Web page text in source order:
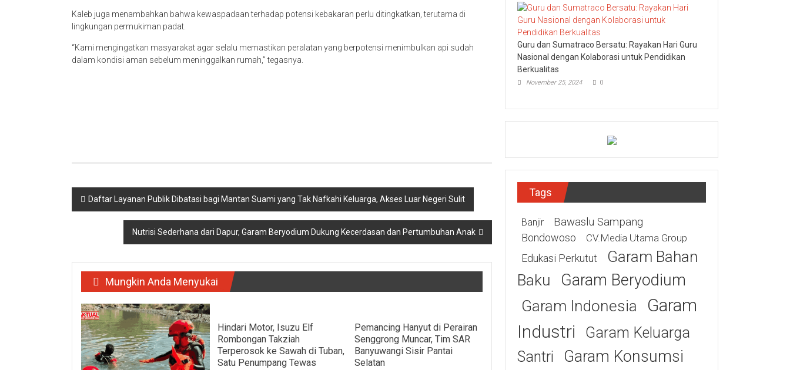
Kaleb juga menambahkan bahwa kewaspadaan terhadap potensi kebakaran perlu ditingkatkan, terutama di
lingkungan permukiman padat.
“Kami mengingatkan masyarakat agar selalu memastikan peralatan yang berpotensi menimbulkan api sudah
dalam kondisi aman sebelum meninggalkan rumah,” tegasnya.
Navigasi
Daftar Layanan Publik Dibatasi bagi Mantan Suami yang Tak Nafkahi Keluarga, Akses Luar Negeri Sulit
Nutrisi Sederhana dari Dapur, Garam Beryodium Dukung Kecerdasan dan Pertumbuhan Anak
Mungkin Anda Menyukai
Hindari Motor, Isuzu Elf
Rombongan Takziah
Terperosok ke Sawah di Tuban,
Satu Penumpang Tewas
Pemancing Hanyut di Perairan
Senggrong Muncar, Tim SAR
Banyuwangi Sisir Pantai
Selatan
Guru dan Sumatraco Bersatu: Rayakan Hari Guru
Nasional dengan Kolaborasi untuk Pendidikan
Berkualitas
November 25, 2024 0
Tags
Banjir Bawaslu Sampang
Bondowoso CV.Media Utama Group
Edukasi Perkutut
Garam Bahan
Baku
Garam Beryodium
Garam Indonesia
Garam
Industri
Garam Keluarga
Santri
Garam Konsumsi